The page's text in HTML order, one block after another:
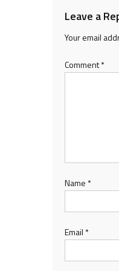
Leave a
Your email
Comment*
Name *
Email *